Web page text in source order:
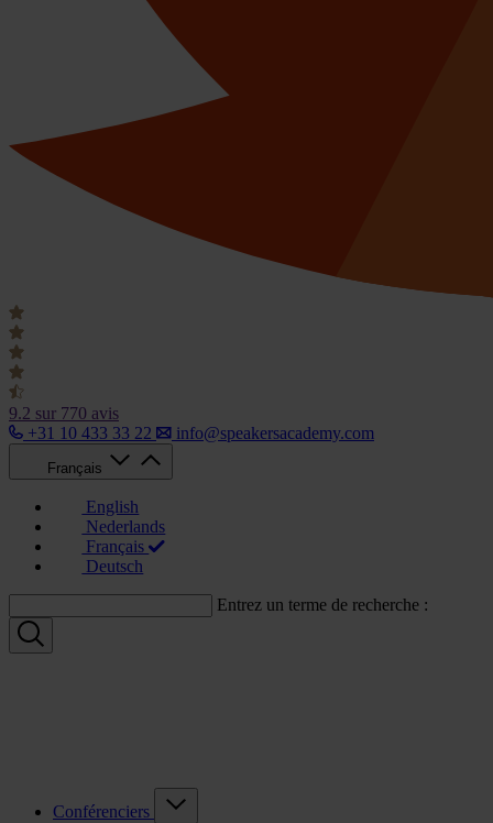
9.2 sur 770 avis
+31 10 433 33 22
info@speakersacademy.com
Français
English
Nederlands
Français
Deutsch
Entrez un terme de recherche :
Conférenciers